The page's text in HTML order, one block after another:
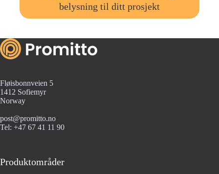
belysning til ditt prosjekt
Fløisbonnveien 5
1412 Sofiemyr
Norway
post@promitto.no
Tel: +47 67 41 11 90
Produktområder